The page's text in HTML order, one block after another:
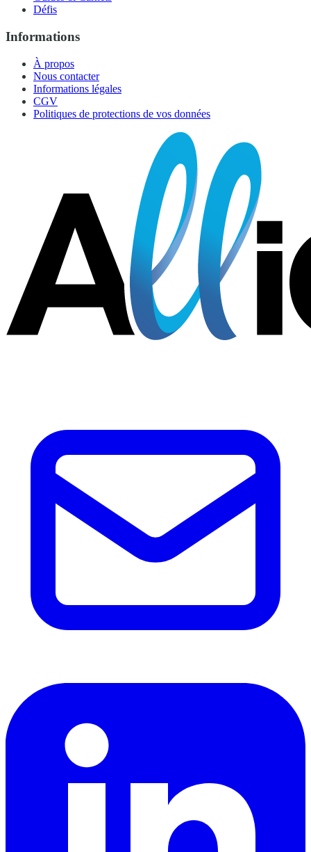
Défis
Informations
À propos
Nous contacter
Informations légales
CGV
Politiques de protections de vos données